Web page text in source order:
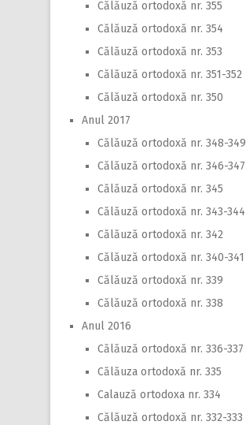
Călăuză ortodoxă nr. 355
Călăuză ortodoxă nr. 354
Călăuză ortodoxă nr. 353
Călăuză ortodoxă nr. 351-352
Călăuză ortodoxă nr. 350
Anul 2017
Călăuză ortodoxă nr. 348-349
Călăuză ortodoxă nr. 346-347
Călăuză ortodoxă nr. 345
Călăuză ortodoxă nr. 343-344
Călăuză ortodoxă nr. 342
Călăuză ortodoxă nr. 340-341
Călăuză ortodoxă nr. 339
Călăuză ortodoxă nr. 338
Anul 2016
Călăuză ortodoxă nr. 336-337
Călăuza ortodoxă nr. 335
Calauză ortodoxa nr. 334
Călăuză ortodoxă nr. 332-333